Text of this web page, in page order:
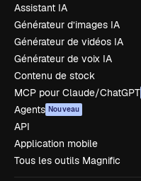
Assistant IA
Générateur d’images IA
Générateur de vidéos IA
Générateur de voix IA
Contenu de stock
MCP pour Claude/ChatGPT
Agents Nouveau
API
Application mobile
Tous les outils Magnific